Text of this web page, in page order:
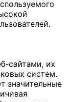
сайтами, их
систем.
значительные